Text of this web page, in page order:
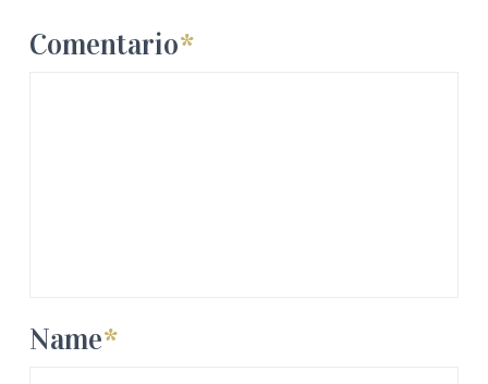
Comentario*
Name*